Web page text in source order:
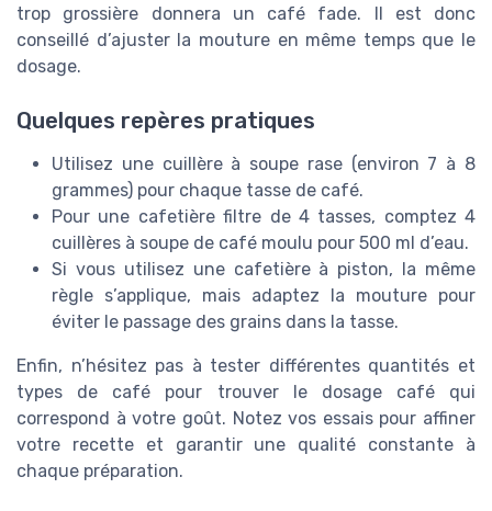
trop grossière donnera un café fade. Il est donc
conseillé d’ajuster la mouture en même temps que le
dosage.
Quelques repères pratiques
Utilisez une cuillère à soupe rase (environ 7 à 8
grammes) pour chaque tasse de café.
Pour une cafetière filtre de 4 tasses, comptez 4
cuillères à soupe de café moulu pour 500 ml d’eau.
Si vous utilisez une cafetière à piston, la même
règle s’applique, mais adaptez la mouture pour
éviter le passage des grains dans la tasse.
Enfin, n’hésitez pas à tester différentes quantités et
types de café pour trouver le dosage café qui
correspond à votre goût. Notez vos essais pour affiner
votre recette et garantir une qualité constante à
chaque préparation.